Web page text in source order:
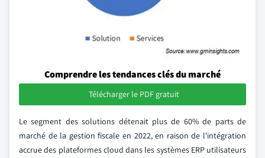
Comprendre les tendances clés du marché
Télécharger le PDF gratuit
Le segment des solutions détenait plus de 60% de parts de
marché de la gestion fiscale en 2022, en raison de l'intégration
accrue des plateformes cloud dans les systèmes ERP utilisateurs